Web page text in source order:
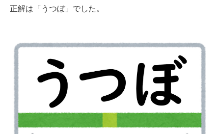
正解は「うつぼ」でした。